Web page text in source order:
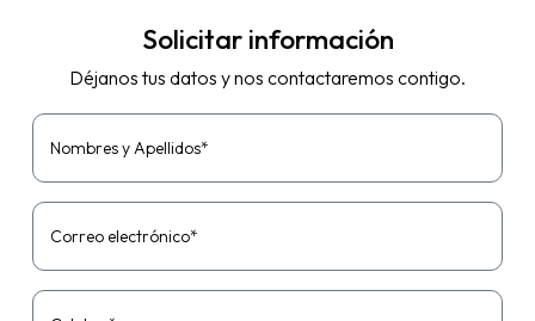
Solicitar información
Déjanos tus datos y nos contactaremos contigo.
Nombres y Apellidos*
Correo electrónico*